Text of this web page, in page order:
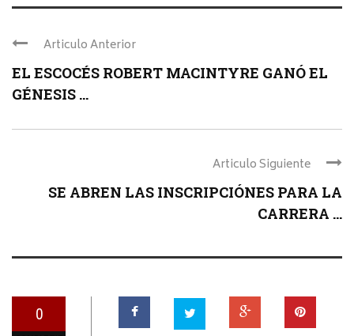
Articulo Anterior
EL ESCOCÉS ROBERT MACINTYRE GANÓ EL
GÉNESIS ...
Articulo Siguiente
SE ABREN LAS INSCRIPCIÓNES PARA LA
CARRERA ...
0